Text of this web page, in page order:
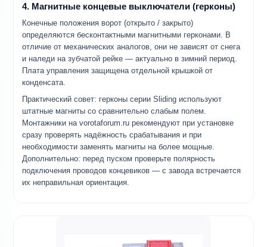
4. Магнитные концевые выключатели (герконы)
Конечные положения ворот (открыто / закрыто)
определяются бесконтактными магнитными герконами. В
отличие от механических аналогов, они не зависят от снега
и наледи на зубчатой рейке — актуально в зимний период.
Плата управления защищена отдельной крышкой от
конденсата.
Практический совет: герконы серии Sliding используют
штатные магниты со сравнительно слабым полем.
Монтажники на vorotaforum.ru рекомендуют при установке
сразу проверять надёжность срабатывания и при
необходимости заменять магниты на более мощные.
Дополнительно: перед пуском проверьте полярность
подключения проводов концевиков — с завода встречается
их неправильная ориентация.